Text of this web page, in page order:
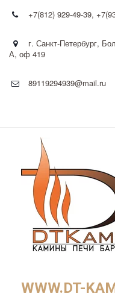
+7(812) 929-49-39,
г. Санкт-Петербург,
А, оф 419
89119294939@mail.ru
WWW.DT-